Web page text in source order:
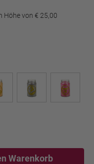
Höhe von € 25,00
Warenkorb